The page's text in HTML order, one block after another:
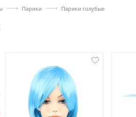
Парики Парики голубые